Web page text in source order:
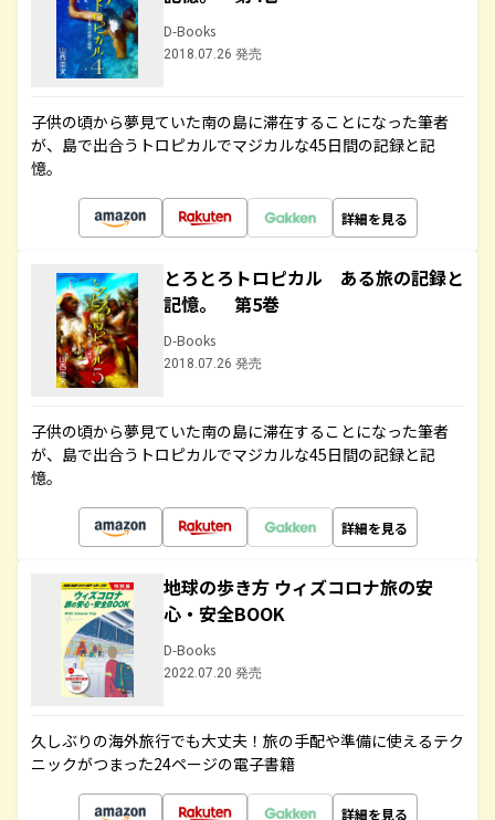
D-Books
2018.07.26 発売
子供の頃から夢見ていた南の島に滞在することになった筆者
が、島で出合うトロピカルでマジカルな45日間の記録と記
憶。
詳細を見る
とろとろトロピカル ある旅の記録と
記憶。 第5巻
D-Books
2018.07.26 発売
子供の頃から夢見ていた南の島に滞在することになった筆者
が、島で出合うトロピカルでマジカルな45日間の記録と記
憶。
詳細を見る
地球の歩き方 ウィズコロナ旅の安
心・安全BOOK
D-Books
2022.07.20 発売
久しぶりの海外旅行でも大丈夫！旅の手配や準備に使えるテク
ニックがつまった24ページの電子書籍
詳細を見る